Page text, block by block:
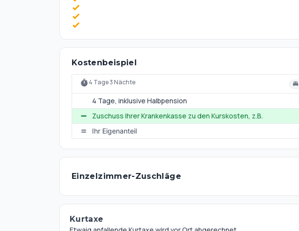
Kostenbeispiel
4 Tage 3 Nächte
4 Tage, inklusive Halbpension
Zuschuss Ihrer Krankenkasse zu den Kurskosten, z.B.
Ihr Eigenanteil
Einzelzimmer-Zuschläge
Kurtaxe